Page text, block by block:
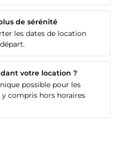
de sérénité
les dates de location
votre location ?
possible pour les
compris hors horaires